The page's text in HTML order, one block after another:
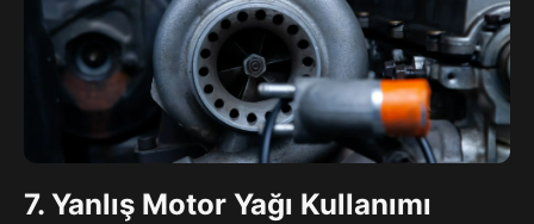
7. Yanlış Motor Yağı Kullanımı